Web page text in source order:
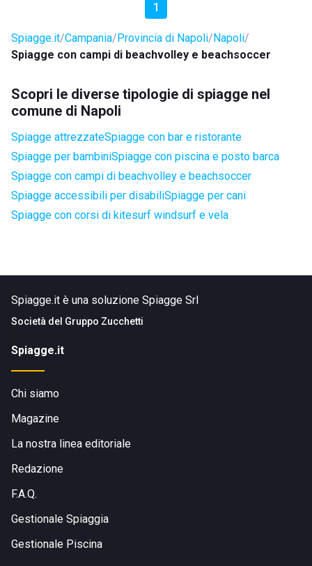
1
Spiagge.it Campania Provincia di Napoli Napoli
Spiagge con campi di beachvolley e beachsoccer
Scopri le diverse tipologie di spiagge nel
comune di Napoli
Spiagge attrezzateSpiagge con bar e ristorante
Spiagge per bambiniSpiagge con piscina e posto barca
Spiagge con campi di beachvolley e beachsoccer
Spiagge accessibili per disabiliSpiagge per cani
Spiagge con corsi di kitesurf windsurf e vela
Spiagge.it è una soluzione Spiagge Srl
Società del Gruppo Zucchetti
Spiagge.it
Chi siamo
Magazine
La nostra linea editoriale
Redazione
F.A.Q.
Gestionale Spiaggia
Gestionale Piscina